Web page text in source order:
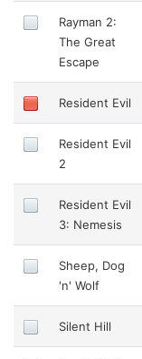
Rayman 2:
The Great
Escape
Resident Evil
Resident Evil
2
Resident Evil
3: Nemesis
Sheep, Dog
'n' Wolf
Silent Hill